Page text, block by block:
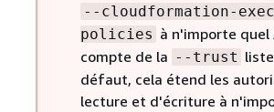
--cloudformation-
policies à n'importe quel
compte de la --trust
défaut, cela étend les
lecture et d'écriture à